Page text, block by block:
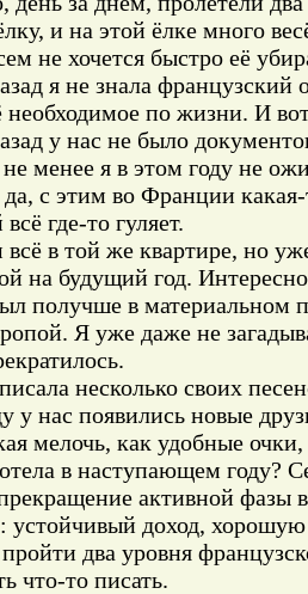
и на этой ёлке много
не хочется быстро её
я не знала
необходимое по жизни. И
у нас не было
не менее я в этом году не
с этим во Франции
где-то гуляет.
в той же квартире, но
на будущий год.
получше в материальном
Я уже даже не
несколько своих
у нас появились новые
мелочь, как удобные
в наступающем году?
активной фазы
устойчивый доход,
два уровня
что-то писать.